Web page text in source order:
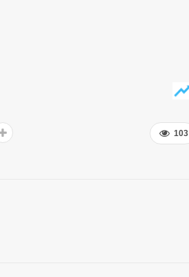
103